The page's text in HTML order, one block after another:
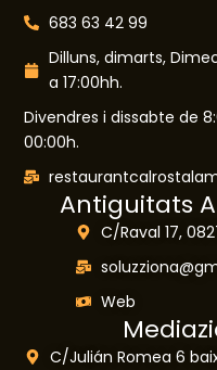
683 63 42 99
Dilluns, dimarts,
a 17:00hh.
Divendres i dissabte de
00:00h.
Antiguitats
C/Raval 17,
Web
C/Julián Romea 6